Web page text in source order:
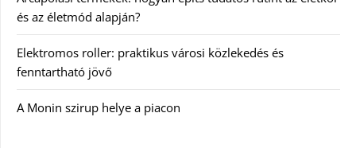
és az életmód alapján?
Elektromos roller: praktikus városi közlekedés és
fenntartható jövő
A Monin szirup helye a piacon